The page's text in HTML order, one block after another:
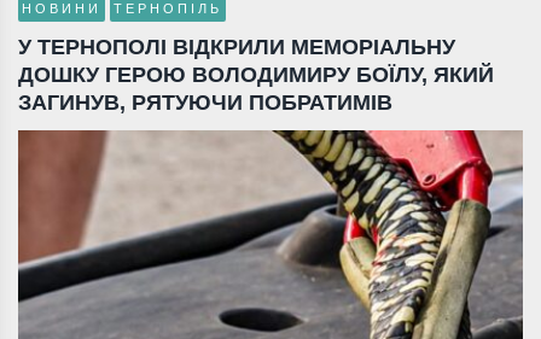
НОВИНИ ТЕРНОПІЛЬ
У ТЕРНОПОЛІ ВІДКРИЛИ МЕМОРІАЛЬНУ
ДОШКУ ГЕРОЮ ВОЛОДИМИРУ БОЇЛУ, ЯКИЙ
ЗАГИНУВ, РЯТУЮЧИ ПОБРАТИМІВ